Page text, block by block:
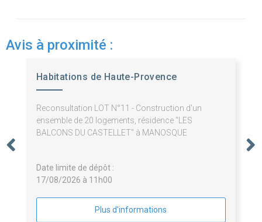
Avis à proximité :
Habitations de Haute-Provence
Reconsultation LOT N°11 - Construction d'un
ensemble de 20 logements, résidence "LES
BALCONS DU CASTELLET" à MANOSQUE
Date limite de dépôt :
17/08/2026 à 11h00
Plus d'informations